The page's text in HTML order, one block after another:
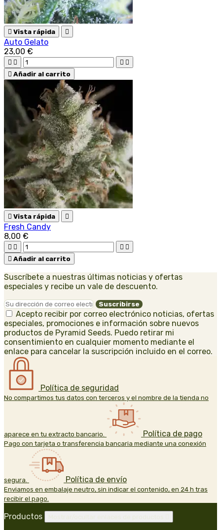
 Vista rápida 
Auto Gelato
23,00 €
   
 Añadir al carrito
 Vista rápida 
Fresh Candy
8,00 €
   
 Añadir al carrito
Suscríbete a nuestras últimas noticias y ofertas
especiales y recibe un vale de descuento.
Acepto recibir por correo electrónico noticias, ofertas
especiales, promociones e información sobre nuevos
productos de Pyramid Seeds. Puedo retirar mi
consentimiento en cualquier momento mediante el
enlace para cancelar la suscripción incluido en el correo.
Política de seguridad
No compartimos tus datos con terceros y el nombre de la tienda no
aparece en tu extracto bancario. Política de pago
Pago con tarjeta o transferencia bancaria mediante una conexión
segura. Política de envío
Enviamos en embalaje neutro, sin indicar el contenido, en 24 h tras
recibir el pago.
Productos